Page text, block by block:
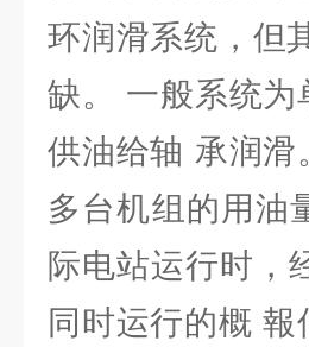
环润滑系统，但
缺。 一般系统为
供油给轴 承润滑
多台机组的用油
际电站运行时，
同时运行的概